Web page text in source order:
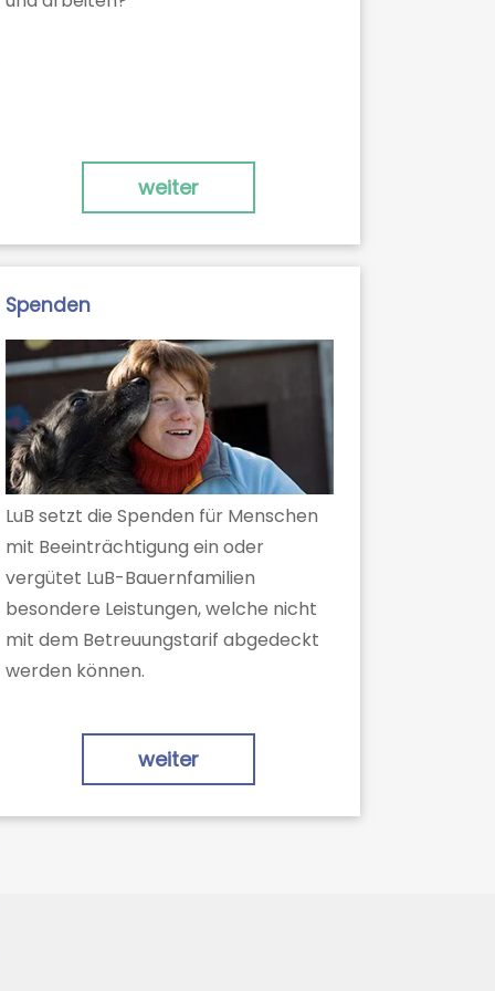
weiter
Spenden
LuB setzt die Spenden für Menschen
mit Beeinträchtigung ein oder
vergütet LuB-Bauernfamilien
besondere Leistungen, welche nicht
mit dem Betreuungstarif abgedeckt
werden können.
weiter